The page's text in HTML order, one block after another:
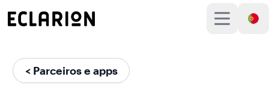
< Parceiros e apps